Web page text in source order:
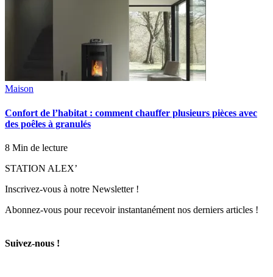
Maison
Confort de l’habitat : comment chauffer plusieurs pièces avec
des poêles à granulés
8 Min de lecture
STATION ALEX’
Inscrivez-vous à notre Newsletter !
Abonnez-vous pour recevoir instantanément nos derniers articles !
Suivez-nous !